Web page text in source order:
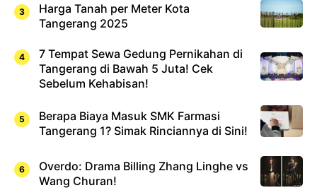
Harga Tanah per Meter Kota
Tangerang 2025
7 Tempat Sewa Gedung Pernikahan di
Tangerang di Bawah 5 Juta! Cek
Sebelum Kehabisan!
Berapa Biaya Masuk SMK Farmasi
Tangerang 1? Simak Rinciannya di Sini!
Overdo: Drama Billing Zhang Linghe vs
Wang Churan!